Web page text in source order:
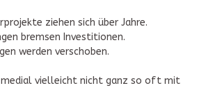
ziehen sich über Jahre.
bremsen Investitionen.
werden verschoben.
medial vielleicht nicht ganz so oft mit